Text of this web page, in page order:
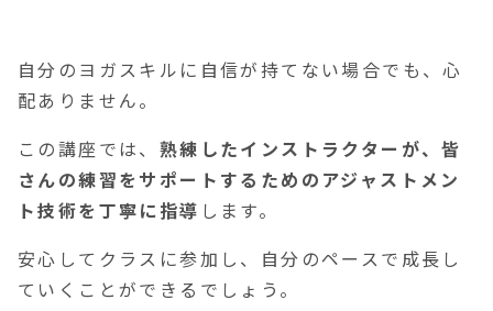
自分のヨガスキルに自信が持てない場合でも、心
配ありません。
この講座では、 熟練したインストラクターが、皆
さんの練習をサポートするためのアジャストメン
ト技術を丁寧に指導 します。
安心してクラスに参加し、自分のペースで成長し
ていくことができるでしょう。